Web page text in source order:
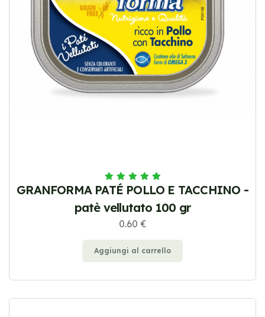
GRANFORMA PATÉ POLLO E TACCHINO -
patè vellutato 100 gr
0.60 €
Aggiungi al carrello